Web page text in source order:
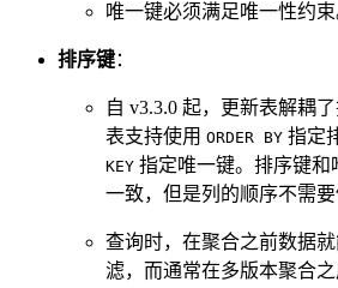
唯一键必须满足唯一性约束
排序键：
自 v3.3.0 起，更新表解耦
表支持使用 ORDER BY 指定
KEY 指定唯一键。排序键
一致，但是列的顺序不需要
查询时，在聚合之前数据
滤，而通常在多版本聚合